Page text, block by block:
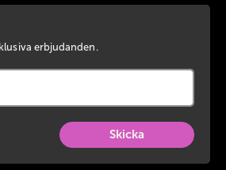
erbjudanden.
Skicka